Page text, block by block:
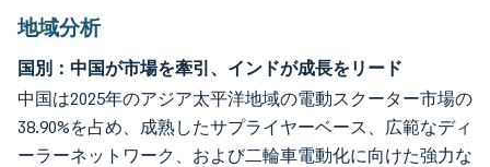
地域分析
国別：中国が市場を牽引、インドが成長をリード
中国は2025年のアジア太平洋地域の電動スクーター市場の
38.90%を占め、成熟したサプライヤーベース、広範なディ
ーラーネットワーク、および二輪車電動化に向けた強力な